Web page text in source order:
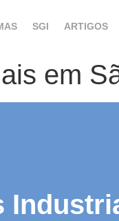
SGI ARTIGOS
em